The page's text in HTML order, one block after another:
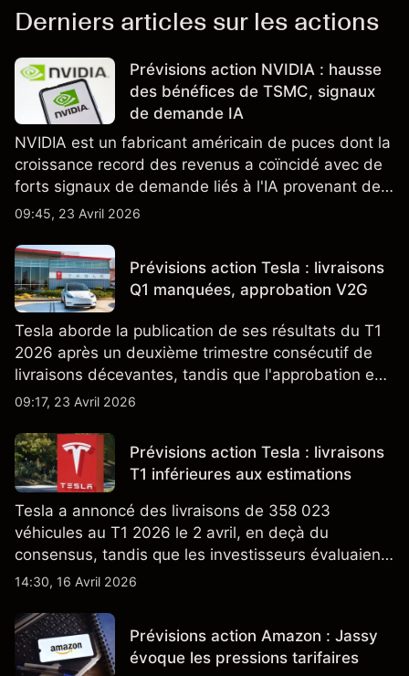
Derniers articles sur les actions
Prévisions action NVIDIA : hausse
des bénéfices de TSMC, signaux
de demande IA
NVIDIA est un fabricant américain de puces dont la
croissance record des revenus a coïncidé avec de
forts signaux de demande liés à l'IA provenant de
partenaires clés de la chaîne d'approvisionnement,
passées ne préjugent pas des résultats futurs.
09:45, 23 Avril 2026
Prévisions action Tesla : livraisons
Q1 manquées, approbation V2G
Tesla aborde la publication de ses résultats du T1
2026 après un deuxième trimestre consécutif de
livraisons décevantes, tandis que l'approbation en
Californie d'un programme V2G pour le Cybertruck
énergétique.
09:17, 23 Avril 2026
Prévisions action Tesla : livraisons
T1 inférieures aux estimations
Tesla a annoncé des livraisons de 358 023
véhicules au T1 2026 le 2 avril, en deçà du
consensus, tandis que les investisseurs évaluaient
également la croissance des stocks et les projets
nouveau SUV. Découvrez les objectifs de cours
TSLA d'analystes tiers.
14:30, 16 Avril 2026
Prévisions action Amazon : Jassy
évoque les pressions tarifaires